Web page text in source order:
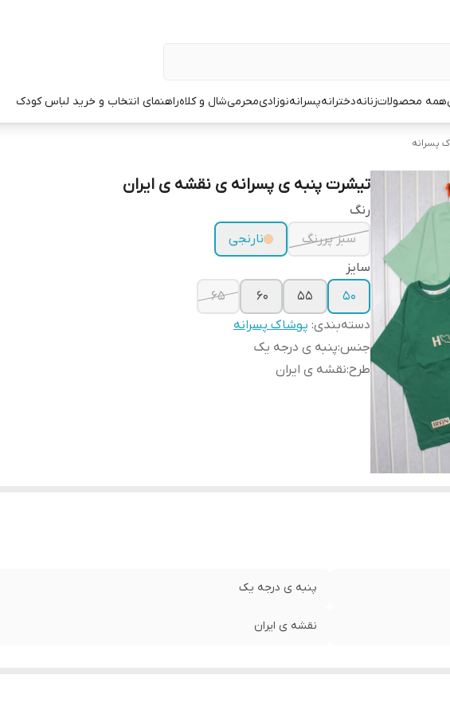
همه محصولاتزنانهدخترانهپسرانهنوزادیمحرمیشال و کلاهراهنمای انتخاب و خرید لباس کودک
پسرانه
تیشرت پنبه ی پسرانه ی نقشه ی ایران
رنگ
سبز پررنگ
نارنجی
سایز
۵۰
۵۵ ۶۰
۶۵
دسته‌بندی: پوشاک پسرانه
جنس:پنبه ی درجه یک
طرح:نقشه ی ایران
پنبه ی درجه یک
نقشه ی ایران